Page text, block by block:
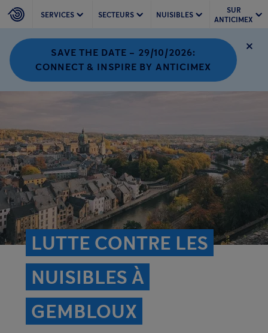
SERVICES SECTEURS NUISIBLES
SUR
ANTICIMEX
SAVE THE DATE – 29/10/2026:
CONNECT & INSPIRE BY ANTICIMEX
LUTTE CONTRE LES
NUISIBLES À
GEMBLOUX